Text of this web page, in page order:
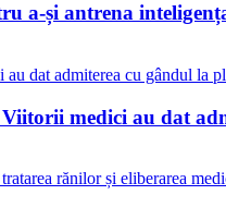
a-și antrena
medici au dat